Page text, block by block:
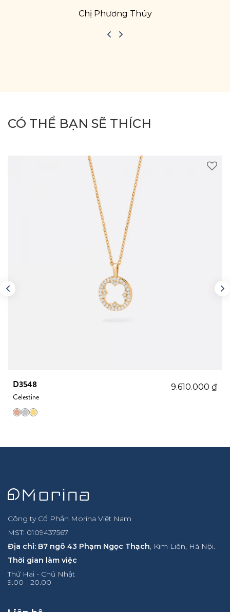
Chị Phương Thúy
CÓ THỂ BẠN SẼ THÍCH
D3548
Celestine
9.610.000 ₫
Công ty Cổ Phần Morina Việt Nam
MST: 0109437567
Địa chỉ: B7 ngõ 43 Phạm Ngọc Thạch, Kim Liên, Hà Nội.
Thời gian làm việc
Thứ Hai - Chủ Nhật
9.00 - 20.00